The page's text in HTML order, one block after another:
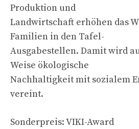
Produktion und
Landwirtschaft erhöhen das
Familien in den Tafel-
Ausgabestellen. Damit wird
Weise ökologische
Nachhaltigkeit mit sozialem
vereint.
Sonderpreis: VIKI-Award